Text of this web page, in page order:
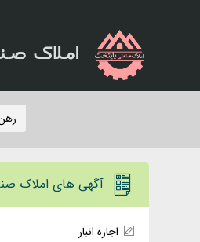
املاک
آگهی های املاک
اجاره انبار